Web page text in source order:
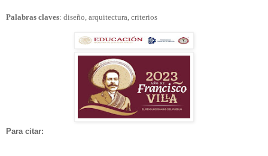
Palabras claves: diseño, arquitectura, criterios
Para citar: